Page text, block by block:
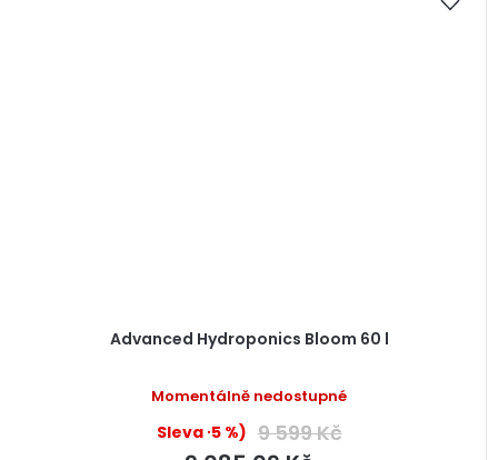
Advanced Hydroponics Bloom 60 l
Momentálně nedostupné
(–5 %) 9 599 Kč